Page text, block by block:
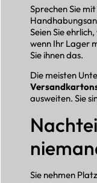
Sprechen Sie
Seien Sie
wenn Ihr Lager
Sie ihnen das.
Die meisten
ausweiten. Sie
Sie nehmen